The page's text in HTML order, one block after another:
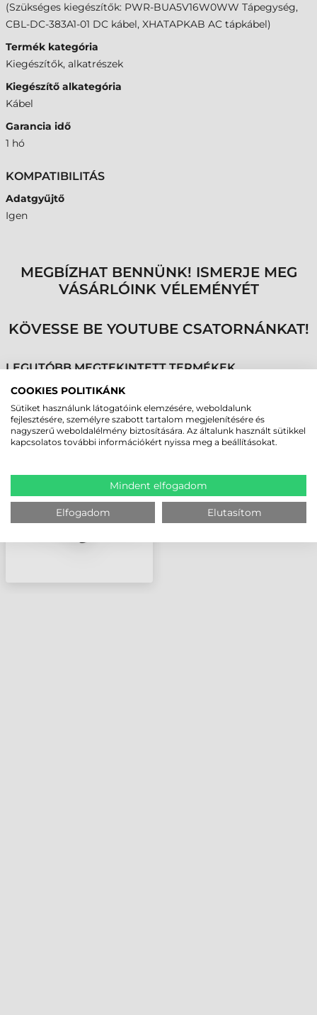
(Szükséges kiegészítők: PWR-BUA5V16W0WW Tápegység,
CBL-DC-383A1-01 DC kábel, XHATAPKAB AC tápkábel)
Termék kategória
Kiegészítők, alkatrészek
Kiegészítő alkategória
Kábel
Garancia idő
1 hó
KOMPATIBILITÁS
Adatgyűjtő
Igen
MEGBÍZHAT BENNÜNK! ISMERJE MEG
VÁSÁRLÓINK VÉLEMÉNYÉT
KÖVESSE BE YOUTUBE CSATORNÁNKAT!
LEGUTÓBB MEGTEKINTETT TERMÉKEK
ZEBRA KÁBEL, USB,
TÖLTŐ ÉS ADATKÁBE
COOKIES POLITIKÁNK
Sütiket használunk látogatóink elemzésére, weboldalunk
fejlesztésére, személyre szabott tartalom megjelenítésére és
nagyszerű weboldalélmény biztosítására. Az általunk használt sütikkel
kapcsolatos további információkért nyissa meg a beállításokat.
Mindent elfogadom
Elfogadom Elutasítom